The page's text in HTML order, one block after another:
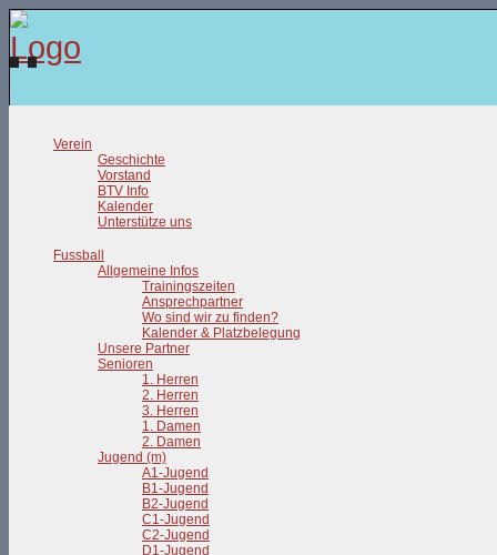
Verein
Geschichte
Vorstand
BTV Info
Kalender
Unterstütze uns
Fussball
Allgemeine Infos
Trainingszeiten
Ansprechpartner
Wo sind wir zu finden?
Kalender & Platzbelegung
Unsere Partner
Senioren
1. Herren
2. Herren
3. Herren
1. Damen
2. Damen
Jugend (m)
A1-Jugend
B1-Jugend
B2-Jugend
C1-Jugend
C2-Jugend
D1-Jugend